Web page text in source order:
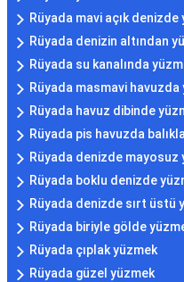
Rüyada mavi açık denizde
Rüyada denizin altından
Rüyada su kanalında
Rüyada masmavi havuzda
Rüyada havuz dibinde
Rüyada pis havuzda
Rüyada denizde mayosuz
Rüyada boklu denizde
Rüyada denizde sırt üstü
Rüyada biriyle gölde
Rüyada çıplak yüzmek
Rüyada güzel yüzmek